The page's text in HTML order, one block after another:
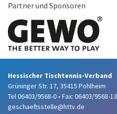
Partner und Sponsoren
Hessischer Tischtennis-Verband
Grüninger Str. 17, 35415 Pohlheim
Tel 06403/9568-0 • Fax: 06403/9568-13
geschaeftsstelle@httv.de